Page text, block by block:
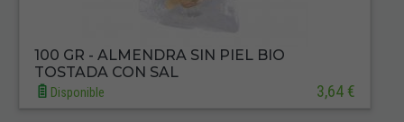
100 GR - ALMENDRA SIN PIEL BIO
TOSTADA CON SAL
Disponible 3,64 €